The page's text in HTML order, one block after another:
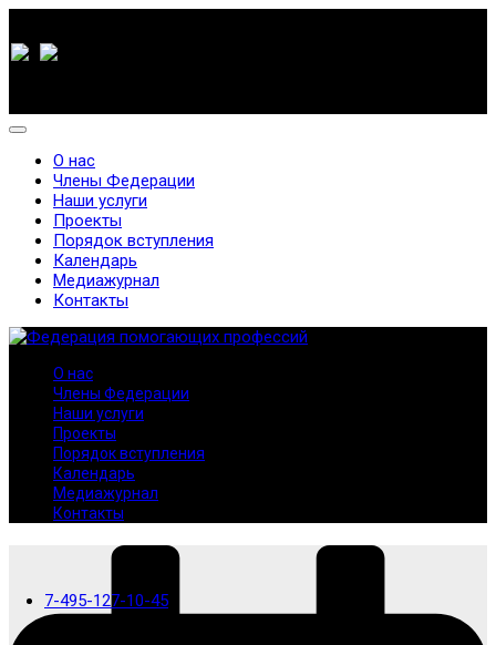
7-495-127-10-45
О нас
Члены Федерации
Наши услуги
Проекты
Порядок вступления
Календарь
Медиажурнал
Контакты
О нас
Члены Федерации
Наши услуги
Проекты
Порядок вступления
Календарь
Медиажурнал
Контакты